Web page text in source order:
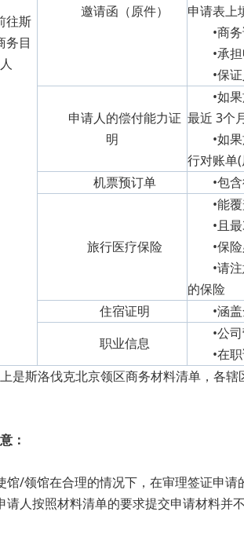
往斯
务目
邀请函（原件）
申请表上
•商
•承
•保
申请人的偿付能力证
明
•如
最近 3个
•如
行对账单
机票预订单
•包
旅行医疗保险
•能
•且
•保
•请
的保险
住宿证明
•涵
职业信息
•公
•在
洛伐克北京领区商务材料清单，各辖区
：
/领馆在合理的情况下，在审理签证申请
人按照材料清单的要求提交申请材料并